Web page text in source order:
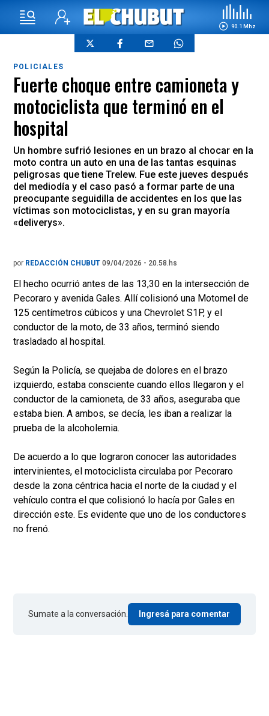
90.1 Mhz
POLICIALES
Fuerte choque entre camioneta y
motociclista que terminó en el
hospital
Un hombre sufrió lesiones en un brazo al chocar en la
moto contra un auto en una de las tantas esquinas
peligrosas que tiene Trelew. Fue este jueves después
del mediodía y el caso pasó a formar parte de una
preocupante seguidilla de accidentes en los que las
víctimas son motociclistas, y en su gran mayoría
«deliverys».
por REDACCIÓN CHUBUT 09/04/2026 - 20.58.hs
El hecho ocurrió antes de las 13,30 en la intersección de
Pecoraro y avenida Gales. Allí colisionó una Motomel de
125 centímetros cúbicos y una Chevrolet S1P, y el
conductor de la moto, de 33 años, terminó siendo
trasladado al hospital.
Según la Policía, se quejaba de dolores en el brazo
izquierdo, estaba consciente cuando ellos llegaron y el
conductor de la camioneta, de 33 años, aseguraba que
estaba bien. A ambos, se decía, les iban a realizar la
prueba de la alcoholemia.
De acuerdo a lo que lograron conocer las autoridades
intervinientes, el motociclista circulaba por Pecoraro
desde la zona céntrica hacia el norte de la ciudad y el
vehículo contra el que colisionó lo hacía por Gales en
dirección este. Es evidente que uno de los conductores
no frenó.
Sumate a la conversación. Ingresá para comentar